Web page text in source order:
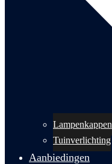
Lampenkappen
Tuinverlichting
Aanbiedingen